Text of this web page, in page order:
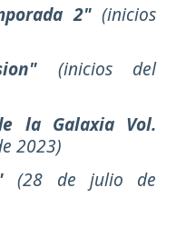
2"(inicios
(inicios del
la Galaxia Vol.
2023)
(28 de julio de